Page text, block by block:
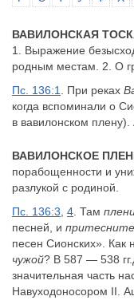
ВАВИЛОНСКАЯ
1. Выражение
родным местам. 2. О
Пс. 136:1
. При реках
когда вспоминали о
в вавилонском
ВАВИЛОНСКОЕ
порабощенности и
разлукой с родиной.
Пс. 136:3 4 . Там
песней, и
песен Сионских». Как
чужой? В 587 — 538
значительная часть
Навуходоносором II.